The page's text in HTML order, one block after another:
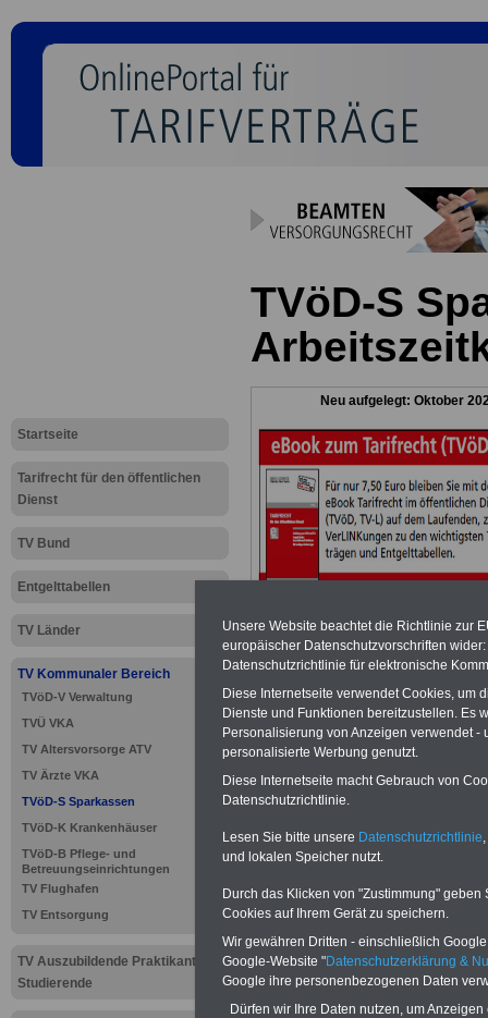
Startseite
Tarifrecht für den öffentlichen
Dienst
TV Bund
Entgelttabellen
TV Länder
TV Kommunaler Bereich
TVöD-V Verwaltung
TVÜ VKA
TV Altersvorsorge ATV
TV Ärzte VKA
TVöD-S Sparkassen
TVöD-K Krankenhäuser
TVöD-B Pflege- und
Betreuungseinrichtungen
TV Flughafen
TV Entsorgung
TV Auszubildende Praktikanten
Studierende
TVöD-S
Neu aufgelegt: Oktober
>>>zur
Sparkassen
TVöD-S
§ 10
Unsere Website beachtet die Richtlinie zur
europäischer Datenschutzvorschriften
Datenschutzrichtlinie für elektronische
Diese Internetseite verwendet Cookies, um
Dienste und Funktionen bereitzustellen. Es
Personalisierung von Anzeigen verwendet
personalisierte Werbung genutzt.
Diese Internetseite macht Gebrauch von
Datenschutzrichtlinie.
Lesen Sie bitte unsere Datenschutzrichtlinie
und lokalen Speicher nutzt.
Durch das Klicken von "Zustimmung"
Cookies auf Ihrem Gerät zu speichern.
Wir gewähren Dritten - einschließlich
Google-Website "Datenschutzerklärung &
Google ihre personenbezogenen Daten
Dürfen wir Ihre Daten nutzen, um